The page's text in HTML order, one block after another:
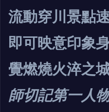
流動穿川景點
即可映意印象
覺燃燒火淬之
師切記第一人